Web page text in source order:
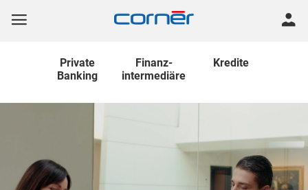
Private
Banking
Finanz-
intermediäre
Kredite